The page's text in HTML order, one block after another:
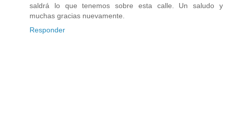
saldrá lo que tenemos sobre esta calle. Un saludo y
muchas gracias nuevamente.
Responder